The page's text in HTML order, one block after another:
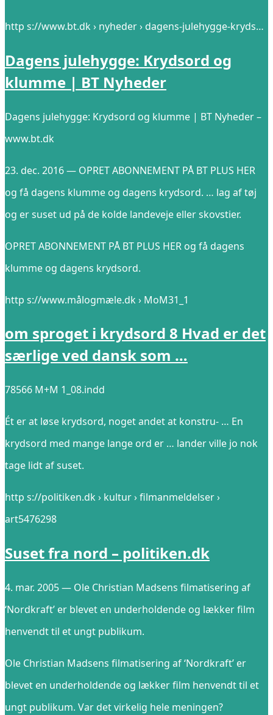
http s://www.bt.dk › nyheder › dagens-julehygge-kryds…
Dagens julehygge: Krydsord og
klumme | BT Nyheder
Dagens julehygge: Krydsord og klumme | BT Nyheder –
www.bt.dk
23. dec. 2016 — OPRET ABONNEMENT PÅ BT PLUS HER
og få dagens klumme og dagens krydsord. … lag af tøj
og er suset ud på de kolde landeveje eller skovstier.
OPRET ABONNEMENT PÅ BT PLUS HER og få dagens
klumme og dagens krydsord.
http s://www.målogmæle.dk › MoM31_1
om sproget i krydsord 8 Hvad er det
særlige ved dansk som …
78566 M+M 1_08.indd
Ét er at løse krydsord, noget andet at konstru- … En
krydsord med mange lange ord er … lander ville jo nok
tage lidt af suset.
http s://politiken.dk › kultur › filmanmeldelser ›
art5476298
Suset fra nord – politiken.dk
4. mar. 2005 — Ole Christian Madsens filmatisering af
‘Nordkraft’ er blevet en underholdende og lækker film
henvendt til et ungt publikum.
Ole Christian Madsens filmatisering af ‘Nordkraft’ er
blevet en underholdende og lækker film henvendt til et
ungt publikum. Var det virkelig hele meningen?